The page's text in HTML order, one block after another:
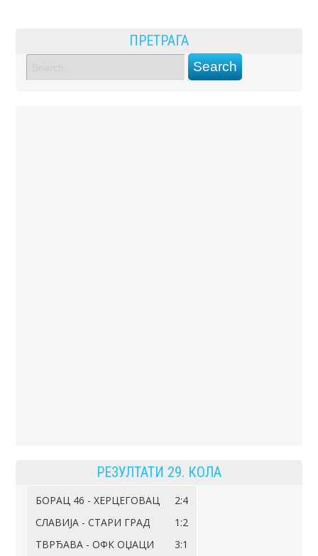
ПРЕТРАГА
РЕЗУЛТАТИ 29. КОЛА
БОРАЦ 46 - ХЕРЦЕГОВАЦ
2:4
СЛАВИЈА - СТАРИ ГРАД
1:2
ТВРЂАВА - ОФК ОЏАЦИ
3:1